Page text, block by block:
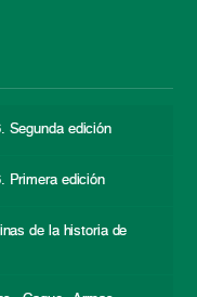
Segunda edición
Primera edición
de la historia de